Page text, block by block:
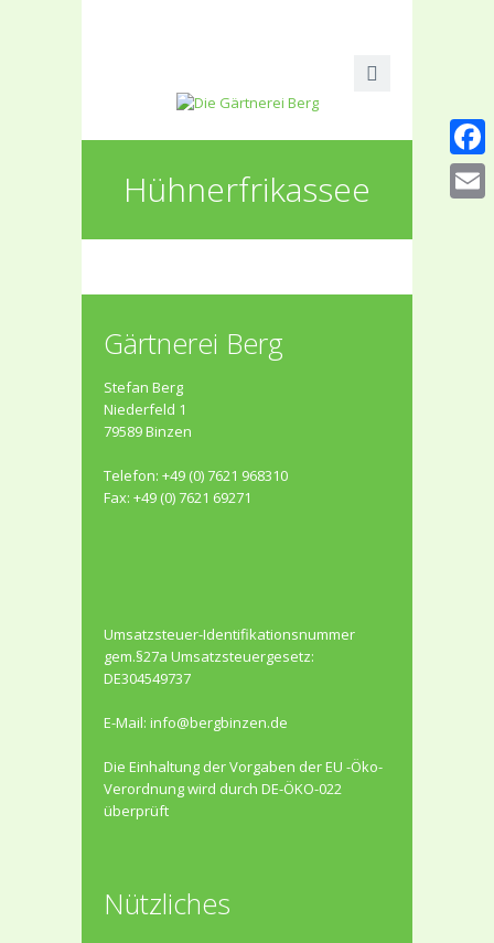
Hühnerfrikassee
Gärtnerei Berg
Stefan Berg
Niederfeld 1
79589 Binzen
Telefon: +49 (0) 7621 968310
Fax: +49 (0) 7621 69271
Umsatzsteuer-Identifikationsnummer
gem.§27a Umsatzsteuergesetz:
DE304549737
E-Mail: info@bergbinzen.de
Die Einhaltung der Vorgaben der EU -Öko-
Verordnung wird durch DE-ÖKO-022
überprüft
Nützliches